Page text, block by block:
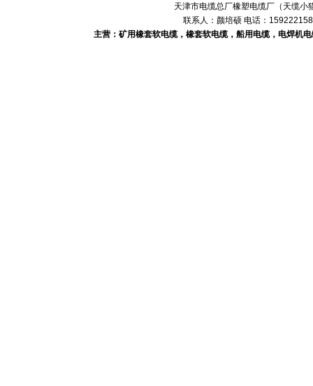
天津市电缆总厂橡塑电缆厂（天缆
联系人：颜培硕 电话：
主营：矿用橡套软电缆，橡套软电缆，船用电缆，电焊机